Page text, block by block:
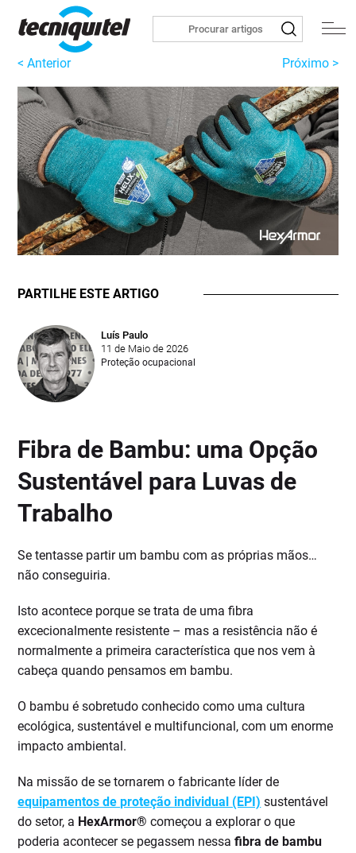
< Anterior Próximo >
PARTILHE ESTE ARTIGO
Luís Paulo
11 de Maio de 2026
Proteção ocupacional
Fibra de Bambu: uma Opção
Sustentável para Luvas de
Trabalho
Se tentasse partir um bambu com as próprias mãos…
não conseguiria.
Isto acontece porque se trata de uma fibra
excecionalmente resistente – mas a resistência não é
normalmente a primeira característica que nos vem à
cabeça quando pensamos em bambu.
O bambu é sobretudo conhecido como uma cultura
ecológica, sustentável e multifuncional, com um enorme
impacto ambiental.
Na missão de se tornarem o fabricante líder de
equipamentos de proteção individual (EPI) sustentável
do setor, a HexArmor® começou a explorar o que
poderia acontecer se pegassem nessafibra de bambu